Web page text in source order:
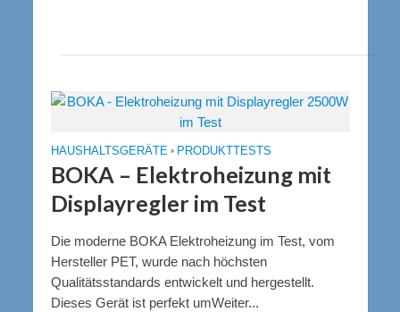
HAUSHALTSGERÄTE • PRODUKTTESTS
BOKA – Elektroheizung mit
Displayregler im Test
Die moderne BOKA Elektroheizung im Test, vom
Hersteller PET, wurde nach höchsten
Qualitätsstandards entwickelt und hergestellt.
Dieses Gerät ist perfekt umWeiter...